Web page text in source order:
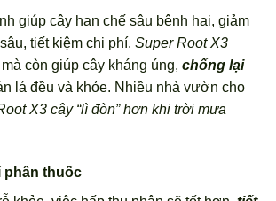
giúp cây hạn chế sâu bệnh hại, giảm
tiết kiệm chi phí. Super Root X3
còn giúp cây kháng úng, chống lại
lá đều và khỏe. Nhiều nhà vườn cho
X3 cây “lì đòn” hơn khi trời mưa
phân thuốc